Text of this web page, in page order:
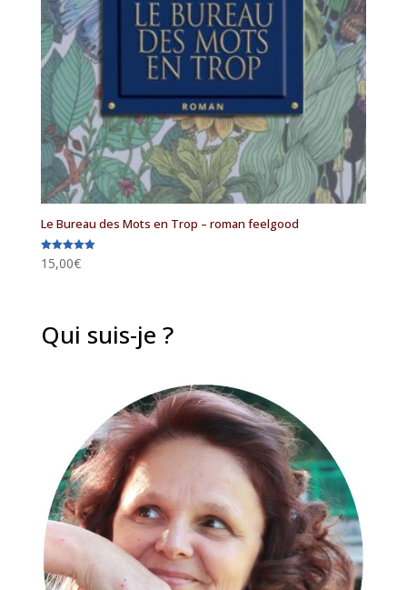
Le Bureau des Mots en Trop – roman feelgood
Note
5.00
15,00€
Qui suis-je ?